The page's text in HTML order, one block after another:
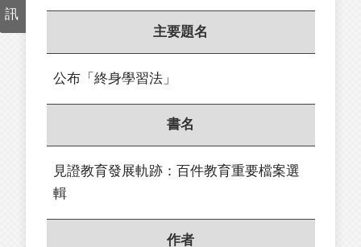
訊
主要題名
公布「終身學習法」
書名
見證教育發展軌跡：百件教育重要檔案選
輯
作者